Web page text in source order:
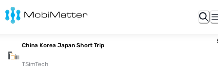
China Korea Japan Short Trip
TSimTech